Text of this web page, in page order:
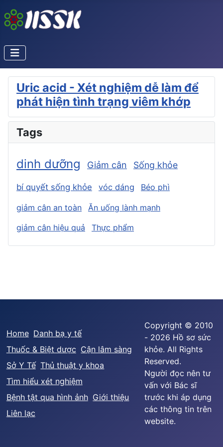
Uric acid - Xét nghiệm dễ làm để
phát hiện tình trạng viêm khớp
Tags
dinh dưỡng Giảm cân Sống khỏe
bí quyết sống khỏe vóc dáng Béo phì
giảm cân an toàn
Ăn uống lành mạnh
giảm cân hiệu quả
Thực phẩm
Home Danh bạ y tế
Thuốc & Biệt dược Cận lâm sàng
Sở Y Tế Thủ thuật y khoa
Tìm hiểu xét nghiệm
Bệnh tật qua hình ảnh Giới thiệu
Liên lạc
Copyright © 2010
- 2026 Hồ sơ sức
khỏe. All Rights
Reserved.
Người đọc nên tư
vấn với Bác sĩ
trước khi áp dụng
các thông tin trên
website.